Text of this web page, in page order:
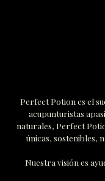
Perfect Potion es el
acupunturistas
naturales, Perfect
únicas, sostenibles,
Nuestra visión es